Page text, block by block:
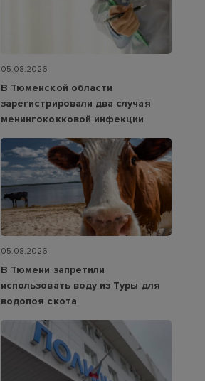
05.08.2026
В Тюменской области
зарегистрировали два случая
менингококковой инфекции
05.08.2026
В Тюмени запретили
использовать воду из Туры для
водопоя скота